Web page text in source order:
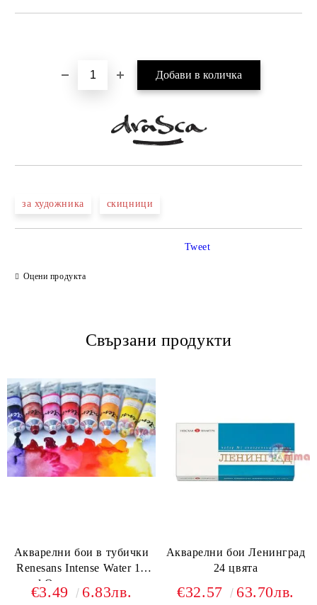
за художника скицници
Оцени продукта
Tweet
Свързани продукти
Акварелни бои в тубички
Renesans Intense Water 15
ml Отделни цветове
€3.49 6.83лв.
Акварелни бои Ленинград
24 цвята
€32.57 63.70лв.